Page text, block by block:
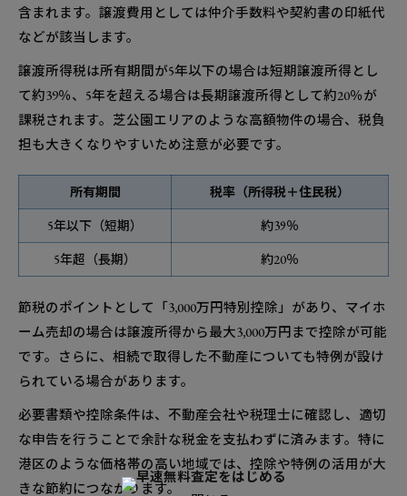
含まれます。譲渡費用としては仲介手数料や契約書の印紙代
などが該当します。
譲渡所得税は所有期間が5年以下の場合は短期譲渡所得とし
て約39％、5年を超える場合は長期譲渡所得として約20％が
課税されます。芝公園エリアのような高額物件の場合、税負
担も大きくなりやすいため注意が必要です。
所有期間 税率（所得税＋住民税）
5年以下（短期） 約39％
5年超（長期） 約20％
節税のポイントとして「3,000万円特別控除」があり、マイホ
ーム売却の場合は譲渡所得から最大3,000万円まで控除が可能
です。さらに、相続で取得した不動産についても特例が設け
られている場合があります。
必要書類や控除条件は、不動産会社や税理士に確認し、適切
な申告を行うことで余計な税金を支払わずに済みます。特に
港区のような価格帯の高い地域では、控除や特例の活用が大
きな節約につながります。